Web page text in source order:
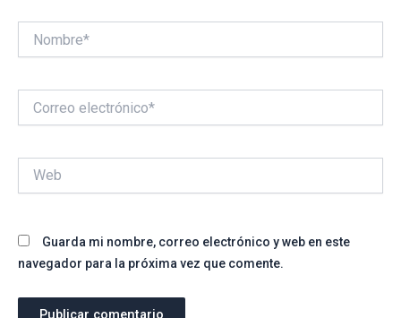
electrónico*
Guarda mi nombre, correo electrónico y web en este
navegador para la próxima vez que comente.